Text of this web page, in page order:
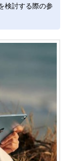
検討する際の参